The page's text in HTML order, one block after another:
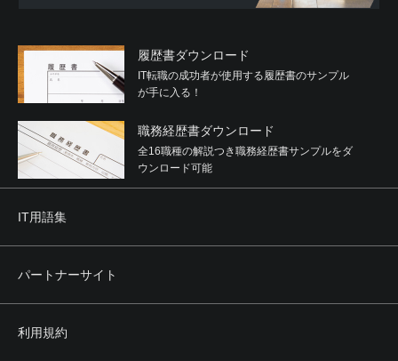
履歴書ダウンロード
IT転職の成功者が使用する履歴書のサンプル
が手に入る！
職務経歴書ダウンロード
全16職種の解説つき職務経歴書サンプルをダ
ウンロード可能
IT用語集
パートナーサイト
利用規約